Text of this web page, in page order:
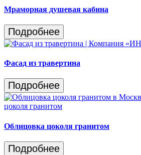
Мраморная душевая кабина
Подробнее
Фасад из травертина
Подробнее
Облицовка цоколя гранитом
Подробнее